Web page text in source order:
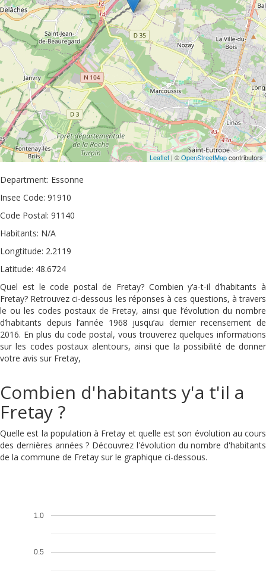
Leaflet | ©OpenStreetMapcontributors
Department: Essonne
Insee Code: 91910
Code Postal: 91140
Habitants: N/A
Longtitude: 2.2119
Latitude: 48.6724
Quel est le code postal de Fretay? Combien y’a-t-il d’habitants à
Fretay? Retrouvez ci-dessous les réponses à ces questions, à travers
le ou les codes postaux de Fretay, ainsi que l’évolution du nombre
d’habitants depuis l’année 1968 jusqu’au dernier recensement de
2016. En plus du code postal, vous trouverez quelques informations
sur les codes postaux alentours, ainsi que la possibilité de donner
votre avis sur Fretay,
Combien d'habitants y'a t'il a
Fretay ?
Quelle est la population à Fretay et quelle est son évolution au cours
des dernières années ? Découvrez l'évolution du nombre d'habitants
de la commune de Fretay sur le graphique ci-dessous.
0.5
1.0